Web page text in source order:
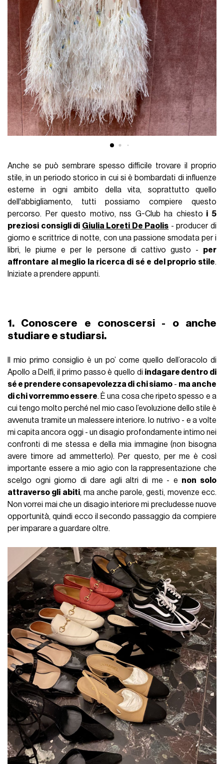
Anche se può sembrare spesso difficile trovare il proprio
stile, in un periodo storico in cui si è bombardati di influenze
esterne in ogni ambito della vita, soprattutto quello
dell'abbigliamento, tutti possiamo compiere questo
percorso. Per questo motivo, nss G-Club ha chiesto i 5
preziosi consigli di Giulia Loreti De Paolis - producer di
giorno e scrittrice di notte, con una passione smodata per i
libri, le piume e per le persone di cattivo gusto - per
affrontare al meglio la ricerca di sé e del proprio stile.
Iniziate a prendere appunti.
1. Conoscere e conoscersi - o anche
studiare e studiarsi.
Il mio primo consiglio è un po’ come quello dell’oracolo di
Apollo a Delfi, il primo passo è quello di indagare dentro di
sé e prendere consapevolezza di chi siamo- ma anche
di chi vorremmo essere. È una cosa che ripeto spesso e a
cui tengo molto perché nel mio caso l’evoluzione dello stile è
avvenuta tramite un malessere interiore. Io nutrivo - e a volte
mi capita ancora oggi - un disagio profondamente intimo nei
confronti di me stessa e della mia immagine (non bisogna
avere timore ad ammetterlo). Per questo, per me è così
importante essere a mio agio con la rappresentazione che
scelgo ogni giorno di dare agli altri di me - e non solo
attraverso gli abiti, ma anche parole, gesti, movenze ecc.
Non vorrei mai che un disagio interiore mi precludesse nuove
opportunità, quindi ecco il secondo passaggio da compiere
per imparare a guardare oltre.